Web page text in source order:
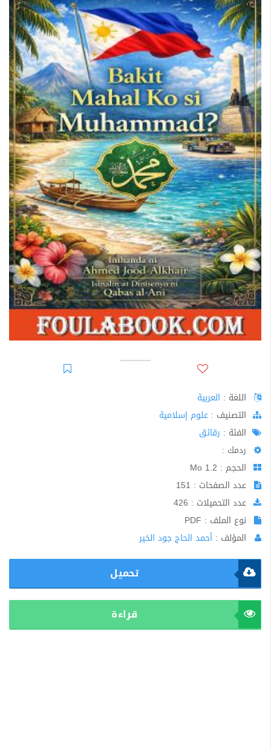
اللغة : العربية
اﻟﺘﺼﻨﻴﻒ : علوم إسلامية
الفئة : رقائق
ردمك :
الحجم : 1.2 Mo
عدد الصفحات : 151
عدد التحميلات : 426
نوع الملف : PDF
المؤلف : أحمد الحاج جود الخير
تحميل
قراءة